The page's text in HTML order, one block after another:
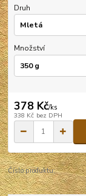
Druh
Množství
378 Kč/ks
338 Kč bez DPH
Číslo produktu: